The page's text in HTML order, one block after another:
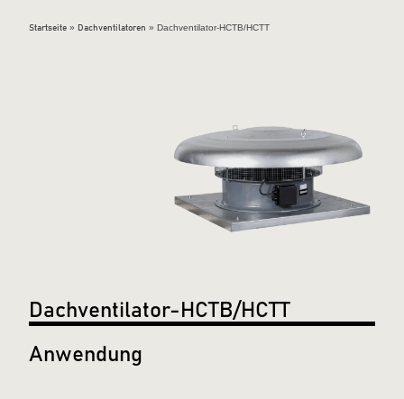
Startseite » Dachventilatoren » Dachventilator-HCTB/HCTT
Dachventilator-HCTB/HCTT
Anwendung